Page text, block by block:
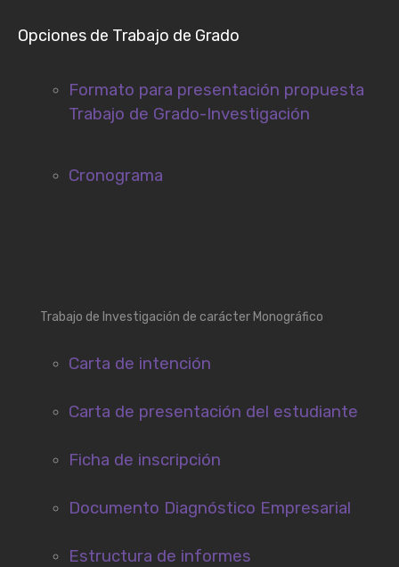
Opciones de Trabajo de Grado
Formato para presentación propuesta
Trabajo de Grado-Investigación
Cronograma
Trabajo de Investigación de carácter Monográfico
Carta de intención
Carta de presentación del estudiante
Ficha de inscripción
Documento Diagnóstico Empresarial
Estructura de informes